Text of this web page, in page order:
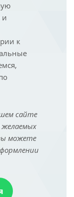
и
к
сайте
желаемых
можете